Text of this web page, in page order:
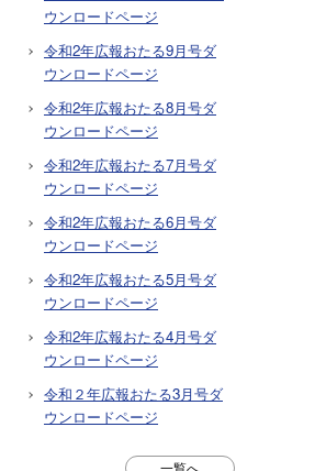
ウンロードページ
令和2年広報おたる9月号ダ
ウンロードページ
令和2年広報おたる8月号ダ
ウンロードページ
令和2年広報おたる7月号ダ
ウンロードページ
令和2年広報おたる6月号ダ
ウンロードページ
令和2年広報おたる5月号ダ
ウンロードページ
令和2年広報おたる4月号ダ
ウンロードページ
令和２年広報おたる3月号ダ
ウンロードページ